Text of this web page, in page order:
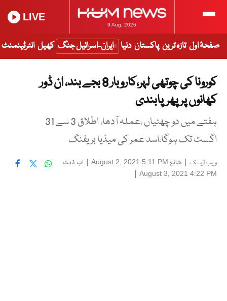
9 Aug, 2026
LIVE
صفحۂ اول تازہ ترین پاکستان دنیا ایران-اسرائیل جنگ کھیل انٹرٹینمنٹ
کورونا کی چوتھی لہر،کاروبار 8 بجے بند، ان ڈور
کھانوں پر پھرپابندی
ہفتے میں دو چھٹیاں ،عملہ آدھا، اطلاق 3 سے 31
اگست تک ہوگا،اسد عمر کی میڈیا بریفنگ
ویب ڈیسک | شائع August 2, 2021 5:11 PM
| اپ ڈیٹ
August 3, 2021 4:22 PM
|